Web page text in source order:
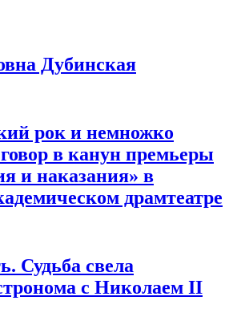
Дубинская
рок и немножко
в канун премьеры
и наказания» в
драмтеатре
Судьба свела
с Николаем II